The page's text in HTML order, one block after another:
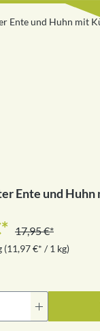
Ente und Huhn
17,95 €*
(11,97 €* / 1 kg)
Gib